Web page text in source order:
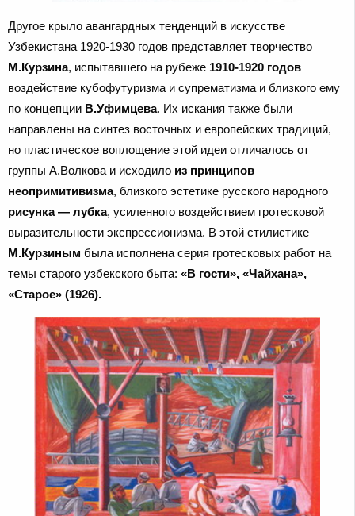
Другое крыло авангардных тенденций в искусстве
Узбекистана 1920-1930 годов представляет творчество
М.Курзина, испытавшего на рубеже 1910-1920 годов
воздействие кубофутуризма и супрематизма и близкого ему
по концепции В.Уфимцева. Их искания также были
направлены на синтез восточных и европейских традиций,
но пластическое воплощение этой идеи отличалось от
группы А.Волкова и исходило из принципов
неопримитивизма, близкого эстетике русского народного
рисунка — лубка, усиленного воздействием гротесковой
выразительности экспрессионизма. В этой стилистике
М.Курзиным была исполнена серия гротесковых работ на
темы старого узбекского быта: «В гости», «Чайхана»,
«Старое» (1926).